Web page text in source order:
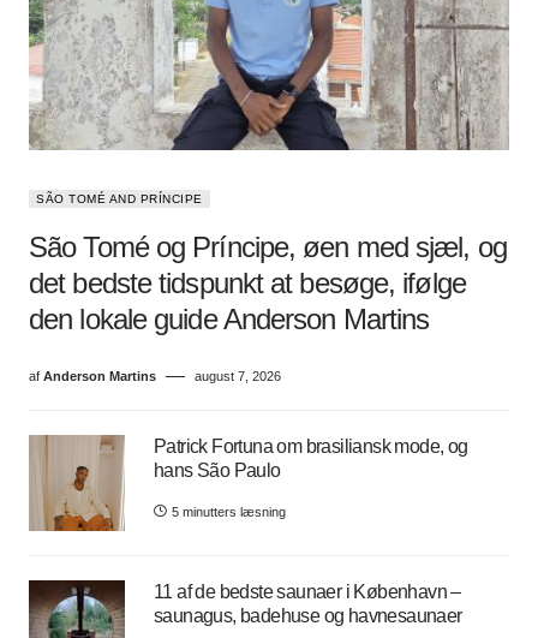
Russian
SÃO TOMÉ AND PRÍNCIPE
São Tomé og Príncipe, øen med sjæl, og
det bedste tidspunkt at besøge, ifølge
den lokale guide Anderson Martins
af Anderson Martins august 7, 2026
Patrick Fortuna om brasiliansk mode, og
hans São Paulo
5 minutters læsning
11 af de bedste saunaer i København –
saunagus, badehuse og havnesaunaer